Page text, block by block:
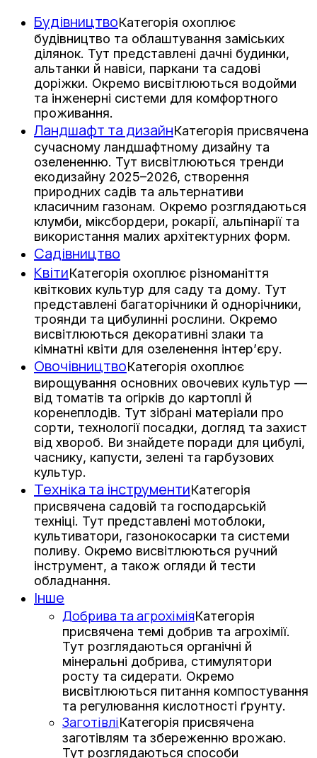
БудівництвоКатегорія охоплює
будівництво та облаштування заміських
ділянок. Тут представлені дачні будинки,
альтанки й навіси, паркани та садові
доріжки. Окремо висвітлюються водойми
та інженерні системи для комфортного
проживання.
Ландшафт та дизайнКатегорія присвячена
сучасному ландшафтному дизайну та
озелененню. Тут висвітлюються тренди
екодизайну 2025–2026, створення
природних садів та альтернативи
класичним газонам. Окремо розглядаються
клумби, міксбордери, рокарії, альпінарії та
використання малих архітектурних форм.
Садівництво
КвітиКатегорія охоплює різноманіття
квіткових культур для саду та дому. Тут
представлені багаторічники й однорічники,
троянди та цибулинні рослини. Окремо
висвітлюються декоративні злаки та
кімнатні квіти для озеленення інтер’єру.
ОвочівництвоКатегорія охоплює
вирощування основних овочевих культур —
від томатів та огірків до картоплі й
коренеплодів. Тут зібрані матеріали про
сорти, технології посадки, догляд та захист
від хвороб. Ви знайдете поради для цибулі,
часнику, капусти, зелені та гарбузових
культур.
Техніка та інструментиКатегорія
присвячена садовій та господарській
техніці. Тут представлені мотоблоки,
культиватори, газонокосарки та системи
поливу. Окремо висвітлюються ручний
інструмент, а також огляди й тести
обладнання.
Інше
Добрива та агрохіміяКатегорія
присвячена темі добрив та агрохімії.
Тут розглядаються органічні й
мінеральні добрива, стимулятори
росту та сидерати. Окремо
висвітлюються питання компостування
та регулювання кислотності ґрунту.
ЗаготівліКатегорія присвячена
заготівлям та збереженню врожаю.
Тут розглядаються способи